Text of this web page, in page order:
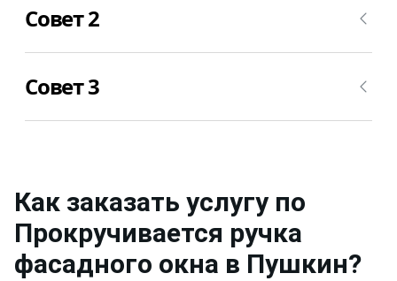
средствами, ведь спиртовой или любой другой
последствия.
Совет 2
также, но для него уже можно применять не
растворы для мытья окон в Пушкинили
или резиновый уплотнитель. Вещества, которые
разбавлены в растворе, могут испортить
качество материала рамы или резину.
Совет 3
скапливалась пыль.Если уделять хотя бы немного
времени,фасадное окноможет прослужить вам
долгими тихими и теплыми годами.
Как заказать услугу по
Прокручивается ручка
фасадного окна в Пушкин?